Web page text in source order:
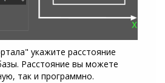
укажите расстояние
Расстояние вы можете
так и программно.